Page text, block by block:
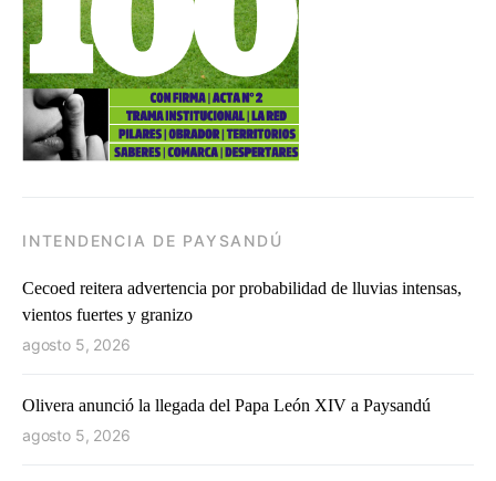
INTENDENCIA DE PAYSANDÚ
Cecoed reitera advertencia por probabilidad de lluvias intensas,
vientos fuertes y granizo
agosto 5, 2026
Olivera anunció la llegada del Papa León XIV a Paysandú
agosto 5, 2026